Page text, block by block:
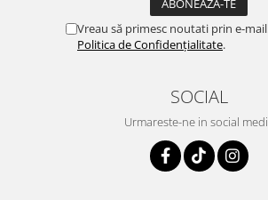
Vreau să primesc noutati prin e-
Politica de Confidențialitate.
SOCIAL
Urmareste-ne in social